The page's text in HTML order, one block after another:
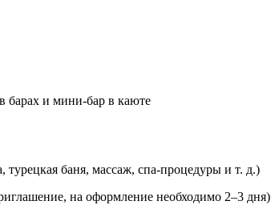
барах и мини-бар в каюте
турецкая баня, массаж, спа-процедуры и т. д.)
на оформление необходимо 2–3 дня)